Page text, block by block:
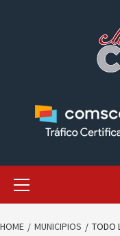
HOME MUNICIPIOS
TODO